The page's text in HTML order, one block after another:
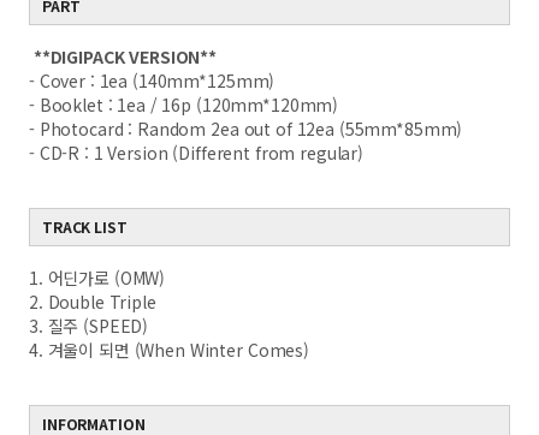
PART
**DIGIPACK VERSION**
- Cover : 1ea (140mm*125mm)
- Booklet : 1ea / 16p (120mm*120mm)
- Photocard : Random 2ea out of 12ea (55mm*85mm)
- CD-R : 1 Version (Different from regular)
TRACK LIST
1. 어딘가로 (OMW)
2. Double Triple
3. 질주 (SPEED)
4. 겨울이 되면 (When Winter Comes)
INFORMATION